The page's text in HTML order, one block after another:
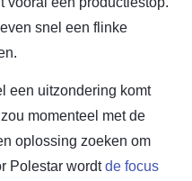
snel een flinke
een uitzondering komt
momenteel met de
oplossing zoeken om
Polestar wordtde focus